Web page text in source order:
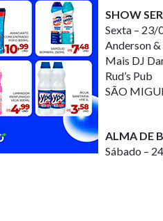
SHOW
Sexta – 23/
Anderson
Mais DJ
Rud’s Pub
SÃO
ALMA DE
Sábado –